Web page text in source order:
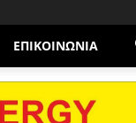
ΕΠΙΚΟΙΝΩΝΊΑ